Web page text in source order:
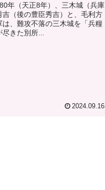
年（天正8年）、三木城（兵庫
（後の豊臣秀吉）と、毛利方
、難攻不落の三木城を「兵糧
きた別所...
2024.09.16